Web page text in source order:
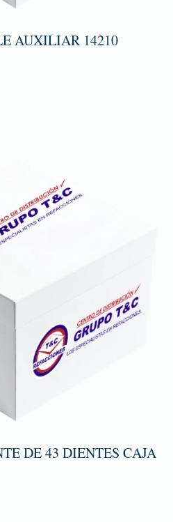
AUXILIAR 14210
DE 43 DIENTES CAJA